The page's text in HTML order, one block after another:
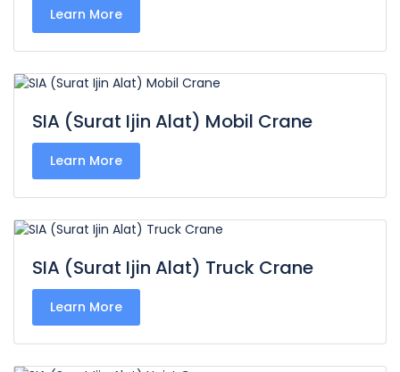
Learn More
SIA (Surat Ijin Alat) Mobil Crane
Learn More
SIA (Surat Ijin Alat) Truck Crane
Learn More